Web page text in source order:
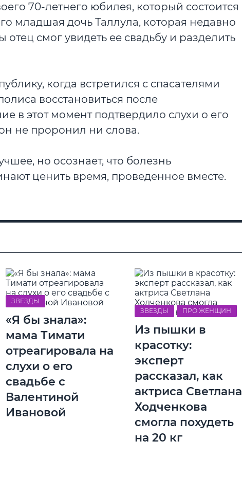
70-летнего юбилея, который состоится
младшая дочь Таллула, которая недавно
смог увидеть ее свадьбу и разделить
когда встретился с спасателями
восстановиться после
в этот момент подтвердило слухи о его
не проронил ни слова.
но осознает, что болезнь
ценить время, проведенное вместе.
ЗВЕЗДЫ
«Я бы знала»:
мама Тимати
отреагировала на
слухи о его
свадьбе с
Валентиной
Ивановой
ЗВЕЗДЫ ПРО ЖЕНЩИН
Из пышки в
красотку:
эксперт
рассказал, как
актриса Светлана
Ходченкова
смогла похудеть
на 20 кг